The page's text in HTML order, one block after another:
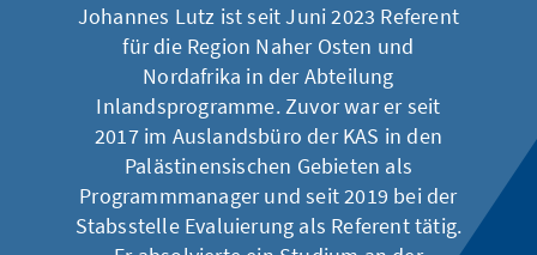
Johannes Lutz ist seit Juni 2023 Referent
für die Region Naher Osten und
Nordafrika in der Abteilung
Inlandsprogramme. Zuvor war er seit
2017 im Auslandsbüro der KAS in den
Palästinensischen Gebieten als
Programmmanager und seit 2019 bei der
Stabsstelle Evaluierung als Referent tätig.